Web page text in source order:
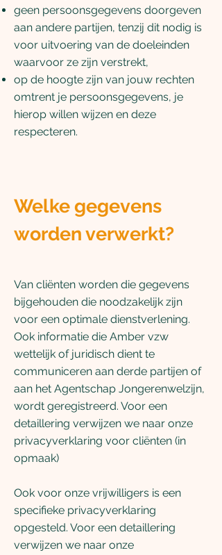
geen persoonsgegevens doorgeven
aan andere partijen, tenzij dit nodig is
voor uitvoering van de doeleinden
waarvoor ze zijn verstrekt,
op de hoogte zijn van jouw rechten
omtrent je persoonsgegevens, je
hierop willen wijzen en deze
respecteren.
Welke gegevens
worden verwerkt?
Van cliënten worden die gegevens
bijgehouden die noodzakelijk zijn
voor een optimale dienstverlening.
Ook informatie die Amber vzw
wettelijk of juridisch dient te
communiceren aan derde partijen of
aan het Agentschap Jongerenwelzijn,
wordt geregistreerd. Voor een
detaillering verwijzen we naar onze
privacyverklaring voor cliënten (in
opmaak)
Ook voor onze vrijwilligers is een
specifieke privacyverklaring
opgesteld. Voor een detaillering
verwijzen we naar onze